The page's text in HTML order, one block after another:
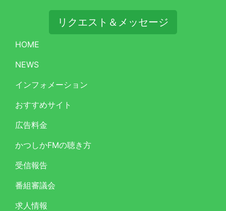
リクエスト＆メッセージ
HOME
NEWS
インフォメーション
おすすめサイト
広告料金
かつしかFMの聴き方
受信報告
番組審議会
求人情報